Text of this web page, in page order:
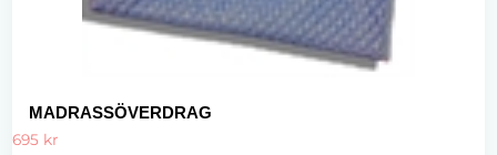
MADRASSÖVERDRAG
695 kr